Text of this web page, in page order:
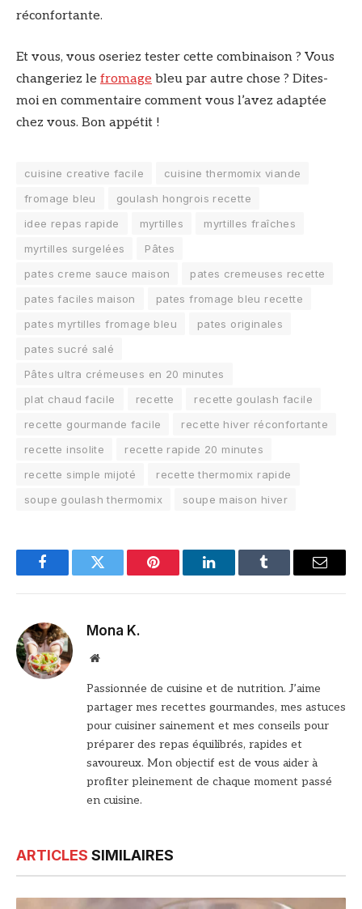
réconfortante.
Et vous, vous oseriez tester cette combinaison ? Vous
changeriez le fromage bleu par autre chose ? Dites-
moi en commentaire comment vous l’avez adaptée
chez vous. Bon appétit !
cuisine creative facile
cuisine thermomix viande
fromage bleu
goulash hongrois recette
idee repas rapide
myrtilles
myrtilles fraîches
myrtilles surgelées
Pâtes
pates creme sauce maison
pates cremeuses recette
pates faciles maison
pates fromage bleu recette
pates myrtilles fromage bleu
pates originales
pates sucré salé
Pâtes ultra crémeuses en 20 minutes
plat chaud facile
recette
recette goulash facile
recette gourmande facile
recette hiver réconfortante
recette insolite
recette rapide 20 minutes
recette simple mijoté
recette thermomix rapide
soupe goulash thermomix
soupe maison hiver
FacebookTwitter Pinterest LinkedInTumblr Email
Mona K.
Site
Passionnée de cuisine et de nutrition. J’aime
partager mes recettes gourmandes, mes astuces
pour cuisiner sainement et mes conseils pour
préparer des repas équilibrés, rapides et
savoureux. Mon objectif est de vous aider à
profiter pleinement de chaque moment passé
en cuisine.
ARTICLES SIMILAIRES